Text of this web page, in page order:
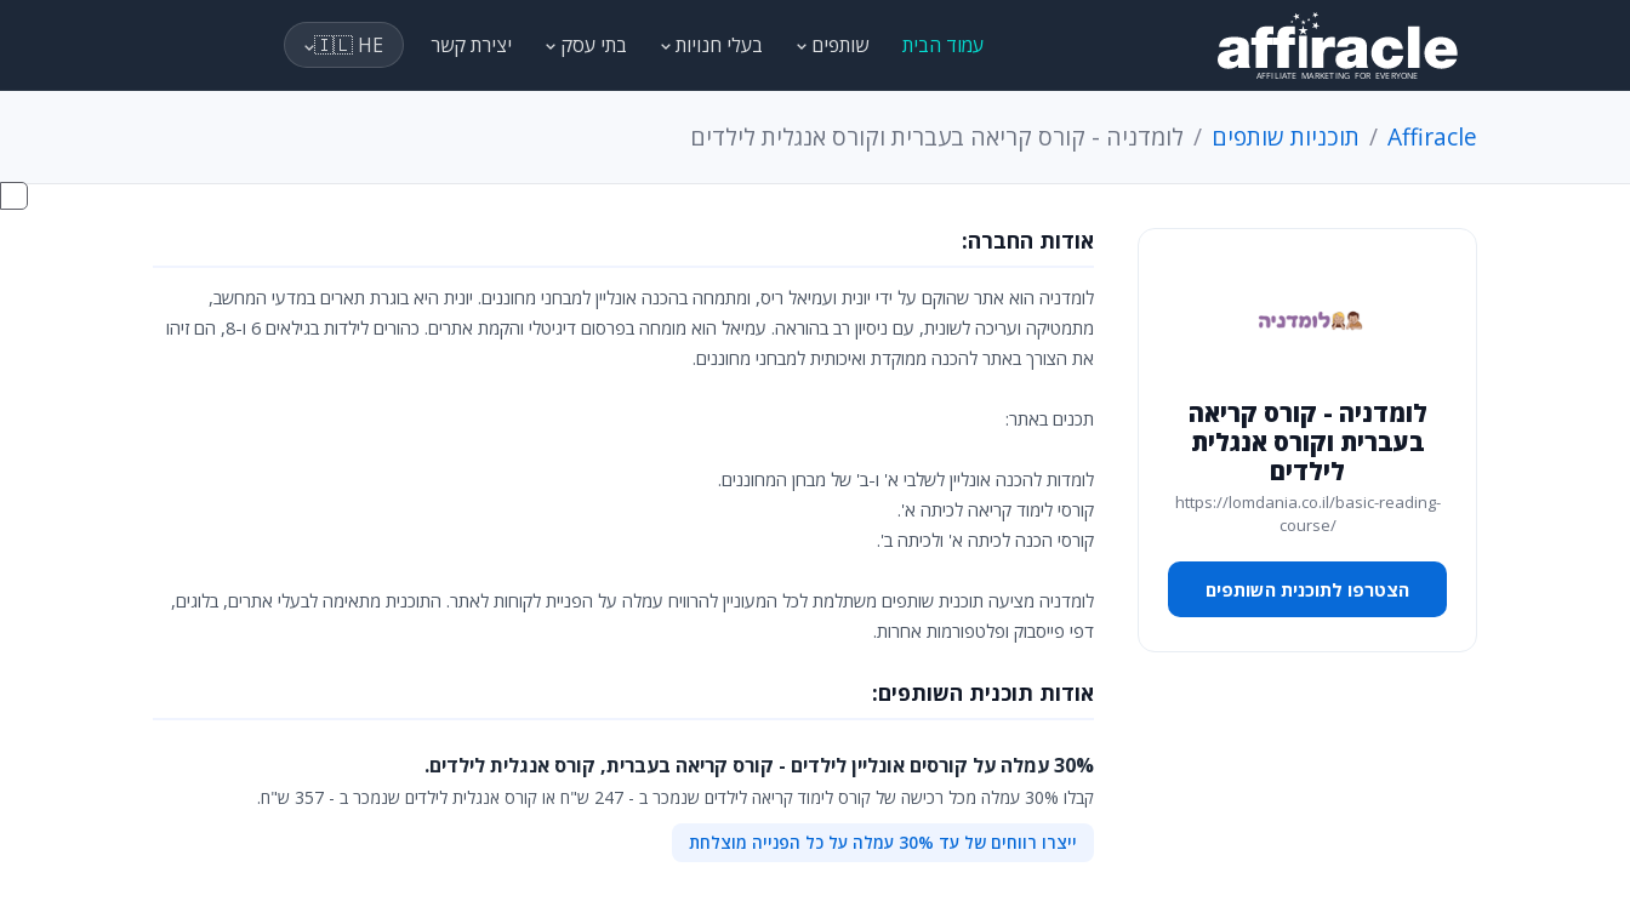
עמוד הבית שותפים בעלי חנויות בתי עסק יצירת קשר 🇮🇱 HE
Affiracle תוכניות שותפים לומדניה - קורס קריאה בעברית וקורס אנגלית לילדים
לומדניה - קורס קריאה
בעברית וקורס אנגלית
לילדים
https://lomdania.co.il/basic-reading-
course/
הצטרפו לתוכנית השותפים
אודות החברה:
לומדניה הוא אתר שהוקם על ידי יונית ועמיאל ריס, ומתמחה בהכנה אונליין למבחני מחוננים. יונית היא בוגרת תארים במדעי המחשב,
מתמטיקה ועריכה לשונית, עם ניסיון רב בהוראה. עמיאל הוא מומחה בפרסום דיגיטלי והקמת אתרים. כהורים לילדות בגילאים 6 ו-8, הם זיהו
את הצורך באתר להכנה ממוקדת ואיכותית למבחני מחוננים.
תכנים באתר:
לומדות להכנה אונליין לשלבי א' ו-ב' של מבחן המחוננים.
קורסי לימוד קריאה לכיתה א'.
קורסי הכנה לכיתה א' ולכיתה ב'.
לומדניה מציעה תוכנית שותפים משתלמת לכל המעוניין להרוויח עמלה על הפניית לקוחות לאתר. התוכנית מתאימה לבעלי אתרים, בלוגים,
דפי פייסבוק ופלטפורמות אחרות.
אודות תוכנית השותפים:
30% עמלה על קורסים אונליין לילדים - קורס קריאה בעברית, קורס אנגלית לילדים.
קבלו 30% עמלה מכל רכישה של קורס לימוד קריאה לילדים שנמכר ב - 247 ש"ח או קורס אנגלית לילדים שנמכר ב - 357 ש"ח.
ייצרו רווחים של עד 30% עמלה על כל הפנייה מוצלחת